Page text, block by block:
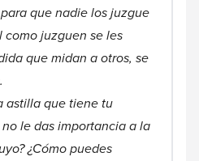
que nadie los juzgue
como juzguen se les
que midan a otros, se
astilla que tiene tu
le das importancia a la
¿Cómo puedes